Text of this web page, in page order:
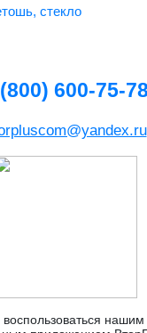
стекло
600-75-78